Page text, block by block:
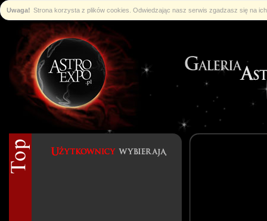
Uwaga! Strona korzysta z plików cookies. Odwiedzając nasz serwis zgadzasz się na